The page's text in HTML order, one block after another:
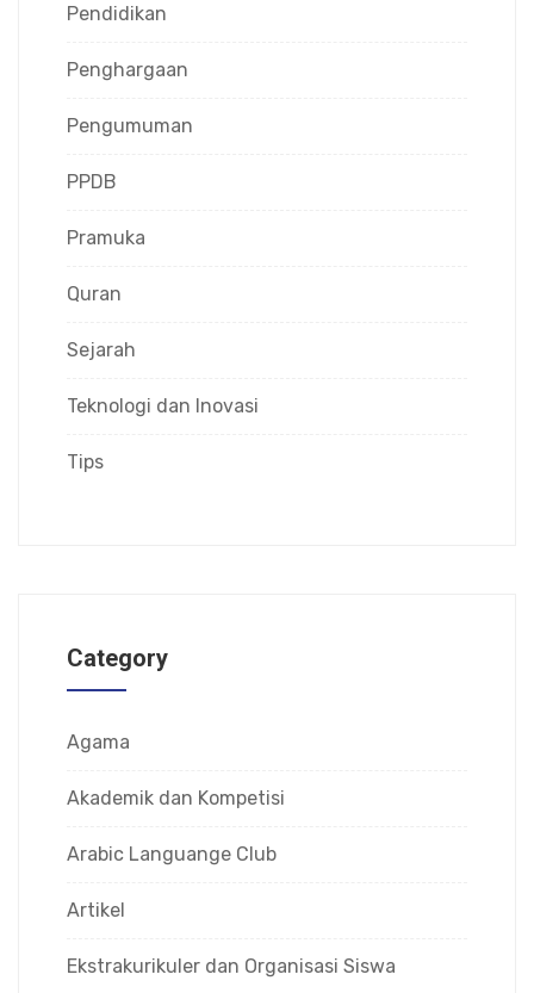
Pendidikan
Penghargaan
Pengumuman
PPDB
Pramuka
Quran
Sejarah
Teknologi dan Inovasi
Tips
Category
Agama
Akademik dan Kompetisi
Arabic Languange Club
Artikel
Ekstrakurikuler dan Organisasi Siswa